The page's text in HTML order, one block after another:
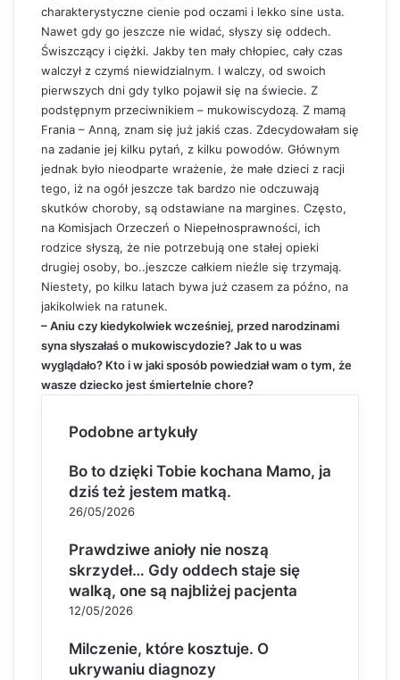
charakterystyczne cienie pod oczami i lekko sine usta.
Nawet gdy go jeszcze nie widać, słyszy się oddech.
Świszczący i ciężki. Jakby ten mały chłopiec, cały czas
walczył z czymś niewidzialnym. I walczy, od swoich
pierwszych dni gdy tylko pojawił się na świecie. Z
podstępnym przeciwnikiem – mukowiscydozą. Z mamą
Frania – Anną, znam się już jakiś czas. Zdecydowałam się
na zadanie jej kilku pytań, z kilku powodów. Głównym
jednak było nieodparte wrażenie, że małe dzieci z racji
tego, iż na ogół jeszcze tak bardzo nie odczuwają
skutków choroby, są odstawiane na margines. Często,
na Komisjach Orzeczeń o Niepełnosprawności, ich
rodzice słyszą, że nie potrzebują one stałej opieki
drugiej osoby, bo..jeszcze całkiem nieźle się trzymają.
Niestety, po kilku latach bywa już czasem za późno, na
jakikolwiek na ratunek.
– Aniu czy kiedykolwiek wcześniej, przed narodzinami
syna słyszałaś o mukowiscydozie? Jak to u was
wyglądało? Kto i w jaki sposób powiedział wam o tym, że
wasze dziecko jest śmiertelnie chore?
Podobne artykuły
Bo to dzięki Tobie kochana Mamo, ja
dziś też jestem matką.
26/05/2026
Prawdziwe anioły nie noszą
skrzydeł… Gdy oddech staje się
walką, one są najbliżej pacjenta
12/05/2026
Milczenie, które kosztuje. O
ukrywaniu diagnozy